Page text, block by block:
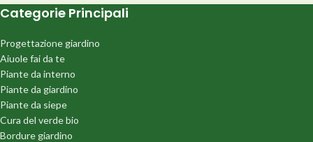
Categorie Principali
Progettazione giardino
Aiuole fai da te
Piante da interno
Piante da giardino
Piante da siepe
Cura del verde bio
Bordure giardino